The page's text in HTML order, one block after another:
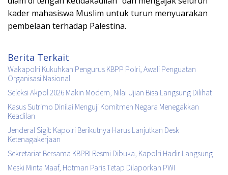
kader mahasiswa Muslim untuk turun menyuarakan
pembelaan terhadap Palestina.
Berita Terkait
Wakapolri Kukuhkan Pengurus KBPP Polri, Awali Penguatan
Organisasi Nasional
Seleksi Akpol 2026 Makin Modern, Nilai Ujian Bisa Langsung Dilihat
Kasus Sutrimo Dinilai Menguji Komitmen Negara Menegakkan
Keadilan
Jenderal Sigit: Kapolri Berikutnya Harus Lanjutkan Desk
Ketenagakerjaan
Sekretariat Bersama KBPBI Resmi Dibuka, Kapolri Hadir Langsung
Meski Minta Maaf, Hotman Paris Tetap Dilaporkan PWI